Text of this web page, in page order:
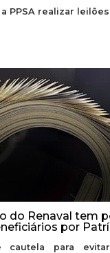
PPSA realizar leilões
do Renaval tem
por
cautela para